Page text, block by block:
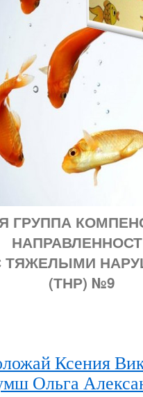
ГРУППА
ТЯЖЕЛЫМИ
(ТНР) №9
Ксения
Ольга